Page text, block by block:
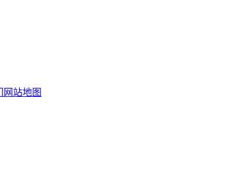
网站地图